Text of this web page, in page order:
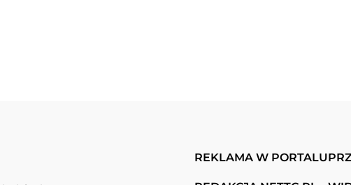
REKLAMA W PORTALU